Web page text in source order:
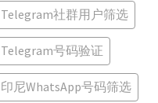
Telegram社群用户筛选
Telegram号码验证
印尼WhatsApp号码筛选